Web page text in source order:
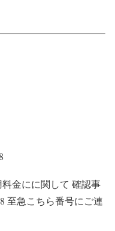
金にに関して 確認事
至急こちら番号にご連